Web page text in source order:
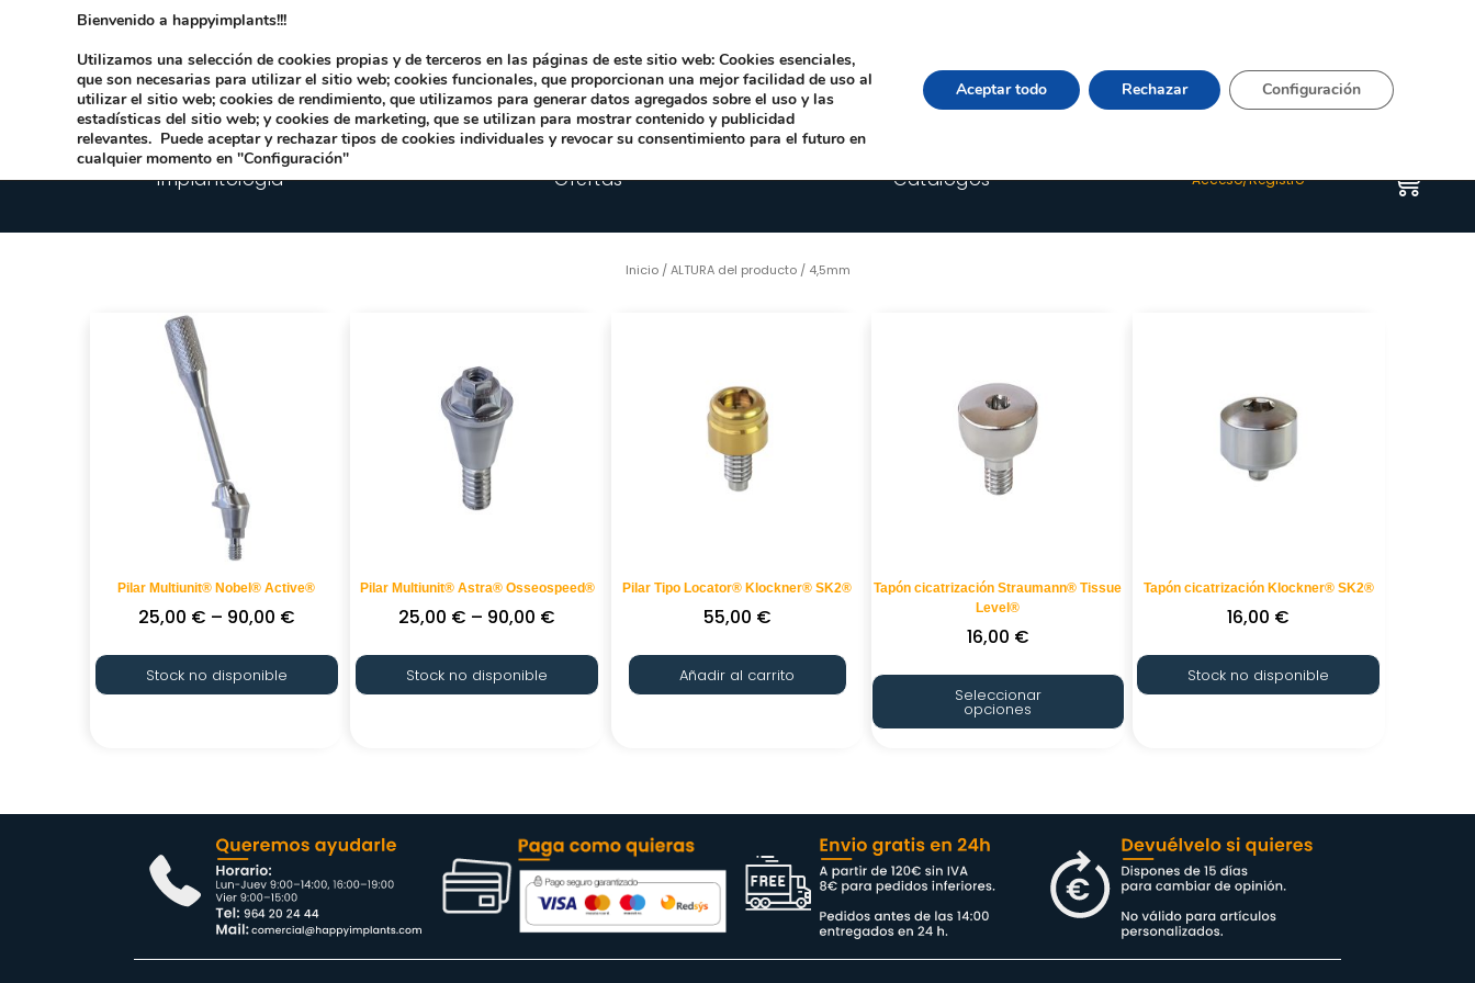
Dirección:
Quienes somos Happyblog Contacto
Implantologia Ofertas Catálogos Acceso/Registro
Inicio/ ALTURA del producto / 4,5mm
Pilar Multiunit® Nobel® Active®
25,00 € – 90,00 €
Stock no disponible
Pilar Multiunit® Astra® Osseospeed®
25,00 € – 90,00 €
Stock no disponible
Pilar Tipo Locator® Klockner® SK2®
55,00 €
Añadir al carrito
Tapón cicatrización Straumann® Tissue
Level®
16,00 €
Seleccionar
opciones
Tapón cicatrización Klockner® SK2®
16,00 €
Stock no disponible
Bienvenido a happyimplants!!!
Utilizamos una selección de cookies propias y de terceros en las páginas de este sitio web: Cookies esenciales,
que son necesarias para utilizar el sitio web; cookies funcionales, que proporcionan una mejor facilidad de uso al
utilizar el sitio web; cookies de rendimiento, que utilizamos para generar datos agregados sobre el uso y las
estadísticas del sitio web; y cookies de marketing, que se utilizan para mostrar contenido y publicidad
relevantes. Puede aceptar y rechazar tipos de cookies individuales y revocar su consentimiento para el futuro en
cualquier momento en "Configuración"
Aceptar todo Rechazar Configuración